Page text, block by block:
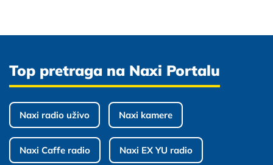
Top pretraga na Naxi Portalu
Naxi radio uživo Naxi kamere
Naxi Caffe radio Naxi EX YU radio